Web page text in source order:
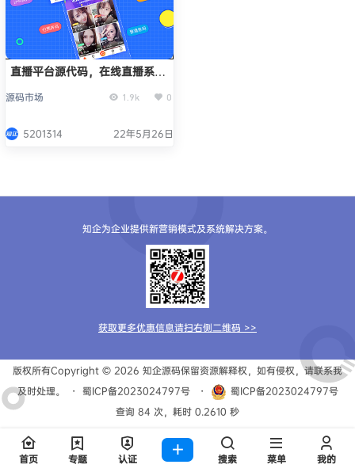
直播平台源代码，在线直播系统
源码市场 1.9k 0
5201314 22年5月26日
知企为企业提供新营销模式及系统解决方案。
获取更多优惠信息请扫右侧二维码 >>
版权所有Copyright © 2026 知企源码保留资源解释权，如有侵权，请联系我
及时处理。
・ 蜀ICP备2023024797号 ・
蜀ICP备2023024797号
查询 84 次，耗时 0.2610 秒
首页 专题 认证 搜索 菜单 我的